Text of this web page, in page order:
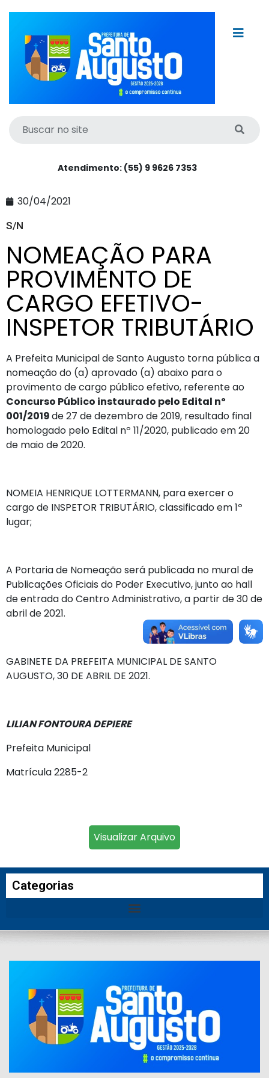
Atendimento: (55) 9 9626 7353
30/04/2021
S/N
NOMEAÇÃO PARA
PROVIMENTO DE
CARGO EFETIVO-
INSPETOR TRIBUTÁRIO
A Prefeita Municipal de Santo Augusto torna pública a
nomeação do (a) aprovado (a) abaixo para o
provimento de cargo público efetivo, referente ao
Concurso Público instaurado pelo Edital nº
001/2019de 27 de dezembro de 2019, resultado final
homologado pelo Edital nº 11/2020, publicado em 20
de maio de 2020.
NOMEIA HENRIQUE LOTTERMANN, para exercer o
cargo de INSPETOR TRIBUTÁRIO, classificado em 1º
lugar;
A Portaria de Nomeação será publicada no mural de
Publicações Oficiais do Poder Executivo, junto ao hall
de entrada do Centro Administrativo, a partir de 30 de
abril de 2021.
GABINETE DA PREFEITA MUNICIPAL DE SANTO
AUGUSTO, 30 DE ABRIL DE 2021.
LILIAN FONTOURA DEPIERE
Prefeita Municipal
Matrícula 2285-2
Visualizar Arquivo
Categorias